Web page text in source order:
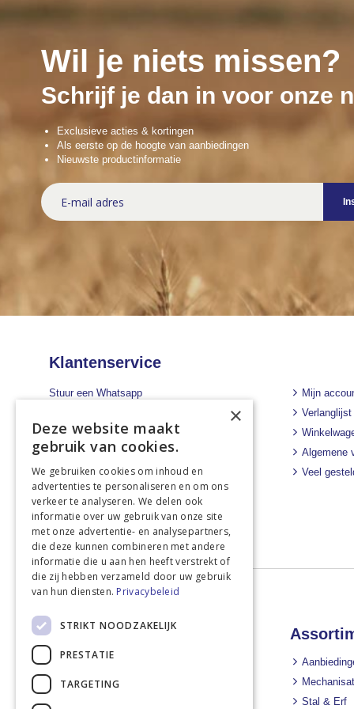
Wil je niets missen?
Schrijf je dan in voor onze
Exclusieve acties & kortingen
Als eerste op de hoogte van aanbiedingen
Nieuwste productinformatie
Abonneer
u
op
Klantenservice
Stuur een Whatsapp
Bel ons direct
+31 43 455 2665
Stuur een e-mail
info@landbouwwinkel.nl
Mijn
Verlanglijst
Algemene
Veel
Landbouwwinkel
Nieuws
Nieuwsbrief
Stal & Erf
×
Deze website maakt
gebruik van cookies.
We gebruiken cookies om inhoud en
advertenties te personaliseren en om ons
verkeer te analyseren. We delen ook
informatie over uw gebruik van onze site
met onze advertentie- en analysepartners,
die deze kunnen combineren met andere
informatie die u aan hen heeft verstrekt of
die zij hebben verzameld door uw gebruik
van hun diensten. Privacybeleid
STRIKT NOODZAKELIJK
PRESTATIE
TARGETING